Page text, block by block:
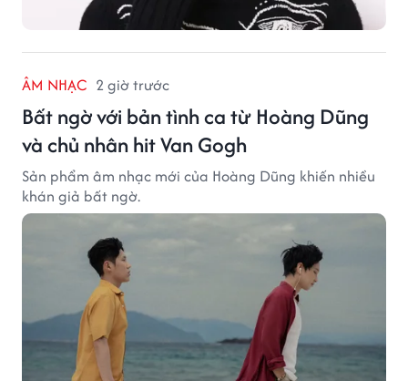
ÂM NHẠC 2 giờ trước
Bất ngờ với bản tình ca từ Hoàng Dũng
và chủ nhân hit Van Gogh
Sản phẩm âm nhạc mới của Hoàng Dũng khiến nhiều
khán giả bất ngờ.